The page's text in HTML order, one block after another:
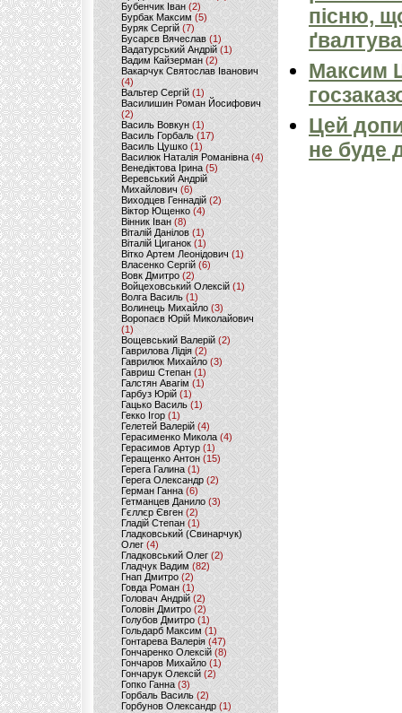
Бубенчик Іван(2)
Бурбак Максим (5)
Буряк Сергій (7)
Бусарєв Вячеслав (1)
Вадатурський Андрій (1)
Вадим Кайзерман (2)
Вакарчук Святослав Іванович
(4)
Вальтер Сергій (1)
Василишин Роман Йосифович
(2)
Василь Вовкун (1)
Василь Горбаль (17)
Василь Цушко (1)
Василюк Наталія Романівна (4)
Венедіктова Ірина(5)
Веревський Андрій
Михайлович (6)
Виходцев Геннадій (2)
Віктор Ющенко (4)
Вінник Іван (8)
Віталій Данілов (1)
Віталій Циганок (1)
Вітко Артем Леонідович(1)
Власенко Сергій (6)
Вовк Дмитро(2)
Войцеховський Олексій(1)
Волга Василь (1)
Волинець Михайло (3)
Воропаєв Юрій Миколайович
(1)
Вощевський Валерій(2)
Гаврилова Лідія (2)
Гаврилюк Михайло (3)
Гавриш Степан (1)
Галстян Авагім (1)
Гарбуз Юрій (1)
Гацько Василь (1)
Гекко Ігор(1)
Гелетей Валерій (4)
Герасименко Микола (4)
Герасимов Артур (1)
Геращенко Антон(15)
Герега Галина (1)
Герега Олександр (2)
Герман Ганна (6)
Гетманцев Данило (3)
Гєллєр Євген (2)
Гладій Степан(1)
Гладковський (Свинарчук)
Олег (4)
Гладковський Олег (2)
Гладчук Вадим (82)
Гнап Дмитро (2)
Говда Роман(1)
Головач Андрій (2)
Головін Дмитро (2)
Голубов Дмитро (1)
Гольдарб Максим(1)
Гонтарева Валерія (47)
Гончаренко Олексій(8)
Гончаров Михайло (1)
Гончарук Олексій (2)
Гопко Ганна (3)
Горбаль Василь (2)
Горбунов Олександр (1)
пісню,
Максим
Цей
не буде